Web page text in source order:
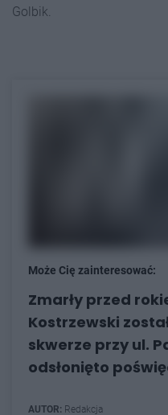
Golbik.
Może Cię zainteresować:
Zmarły przed
Kostrzewski
skwerze przy ul.
odsłonięto
AUTOR: Redakcja